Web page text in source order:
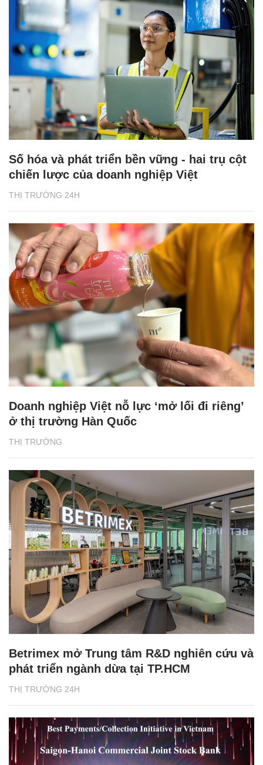
THỊ TRƯỜNG 24H
Số hóa và phát triển bền vững - hai trụ cột
chiến lược của doanh nghiệp Việt
THỊ TRƯỜNG
Doanh nghiệp Việt nỗ lực ‘mở lối đi riêng’
ở thị trường Hàn Quốc
THỊ TRƯỜNG 24H
Betrimex mở Trung tâm R&D nghiên cứu và
phát triển ngành dừa tại TP.HCM